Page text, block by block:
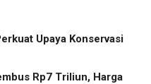
Upaya Konservasi
Rp7 Triliun, Harga